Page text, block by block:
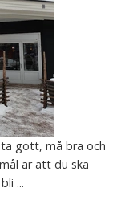
gott, må bra och
är att du ska
...